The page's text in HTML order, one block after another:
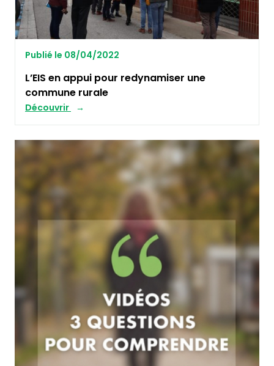
Publié le 08/04/2022
L’EIS en appui pour redynamiser une
commune rurale
Découvrir